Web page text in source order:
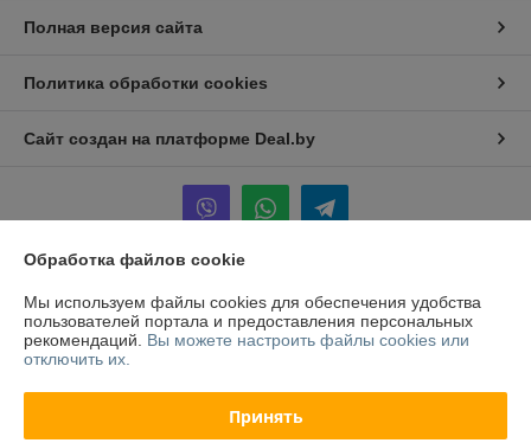
Полная версия сайта
Политика обработки cookies
Сайт создан на платформе Deal.by
Информация для покупателя
Юридическое лицо:ООО "ТСВкомплект"
Республика Беларусь, г. Минск, ул. Левкова, д.41/2, пом.4/1
Регистрационный номер ЕГР: 192166244
Обработка файлов cookie
Мы используем файлы cookies для обеспечения удобства
пользователей портала и предоставления персональных
рекомендаций. Вы можете настроить файлы cookies или
отключить их.
Принять